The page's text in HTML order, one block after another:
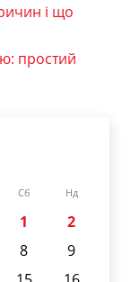
і що
простий
Сб Нд
1
2
8
9